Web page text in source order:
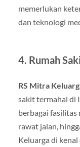
memerlukan
dan teknologi
4. Rumah
RS Mitra
sakit termahal di
berbagai fasilitas
rawat jalan,
Keluarga di